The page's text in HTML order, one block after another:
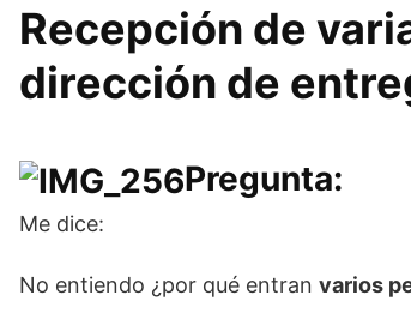
Recepción de
dirección de
Pregunta:
Me dice:
No entiendo ¿por qué entran varios